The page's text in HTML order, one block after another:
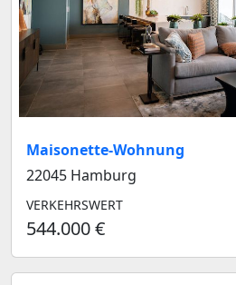
Maisonette-Wohnung
22045 Hamburg
VERKEHRSWERT
544.000 €